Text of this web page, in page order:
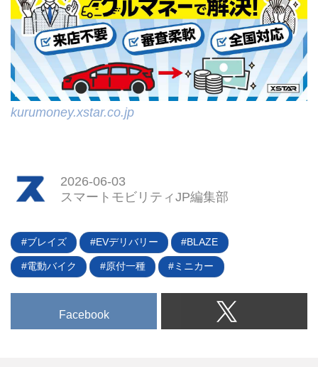
kurumoney.xstar.co.jp
2026-06-03
スマートモビリティJP編集部
ブレイズ EVデリバリー BLAZE
電動バイク 原付一種 ミニカー
Facebook